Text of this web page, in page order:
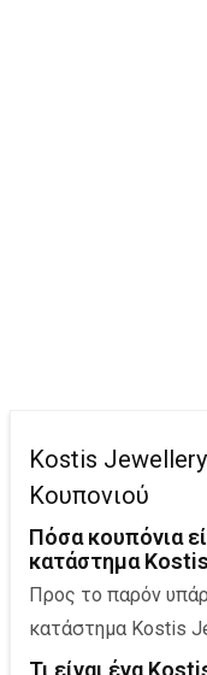
Kostis
Κουπονιού
Πόσα κουπόνια
κατάστημα
Προς το παρόν
κατάστημα Kostis
Τι είναι ένα